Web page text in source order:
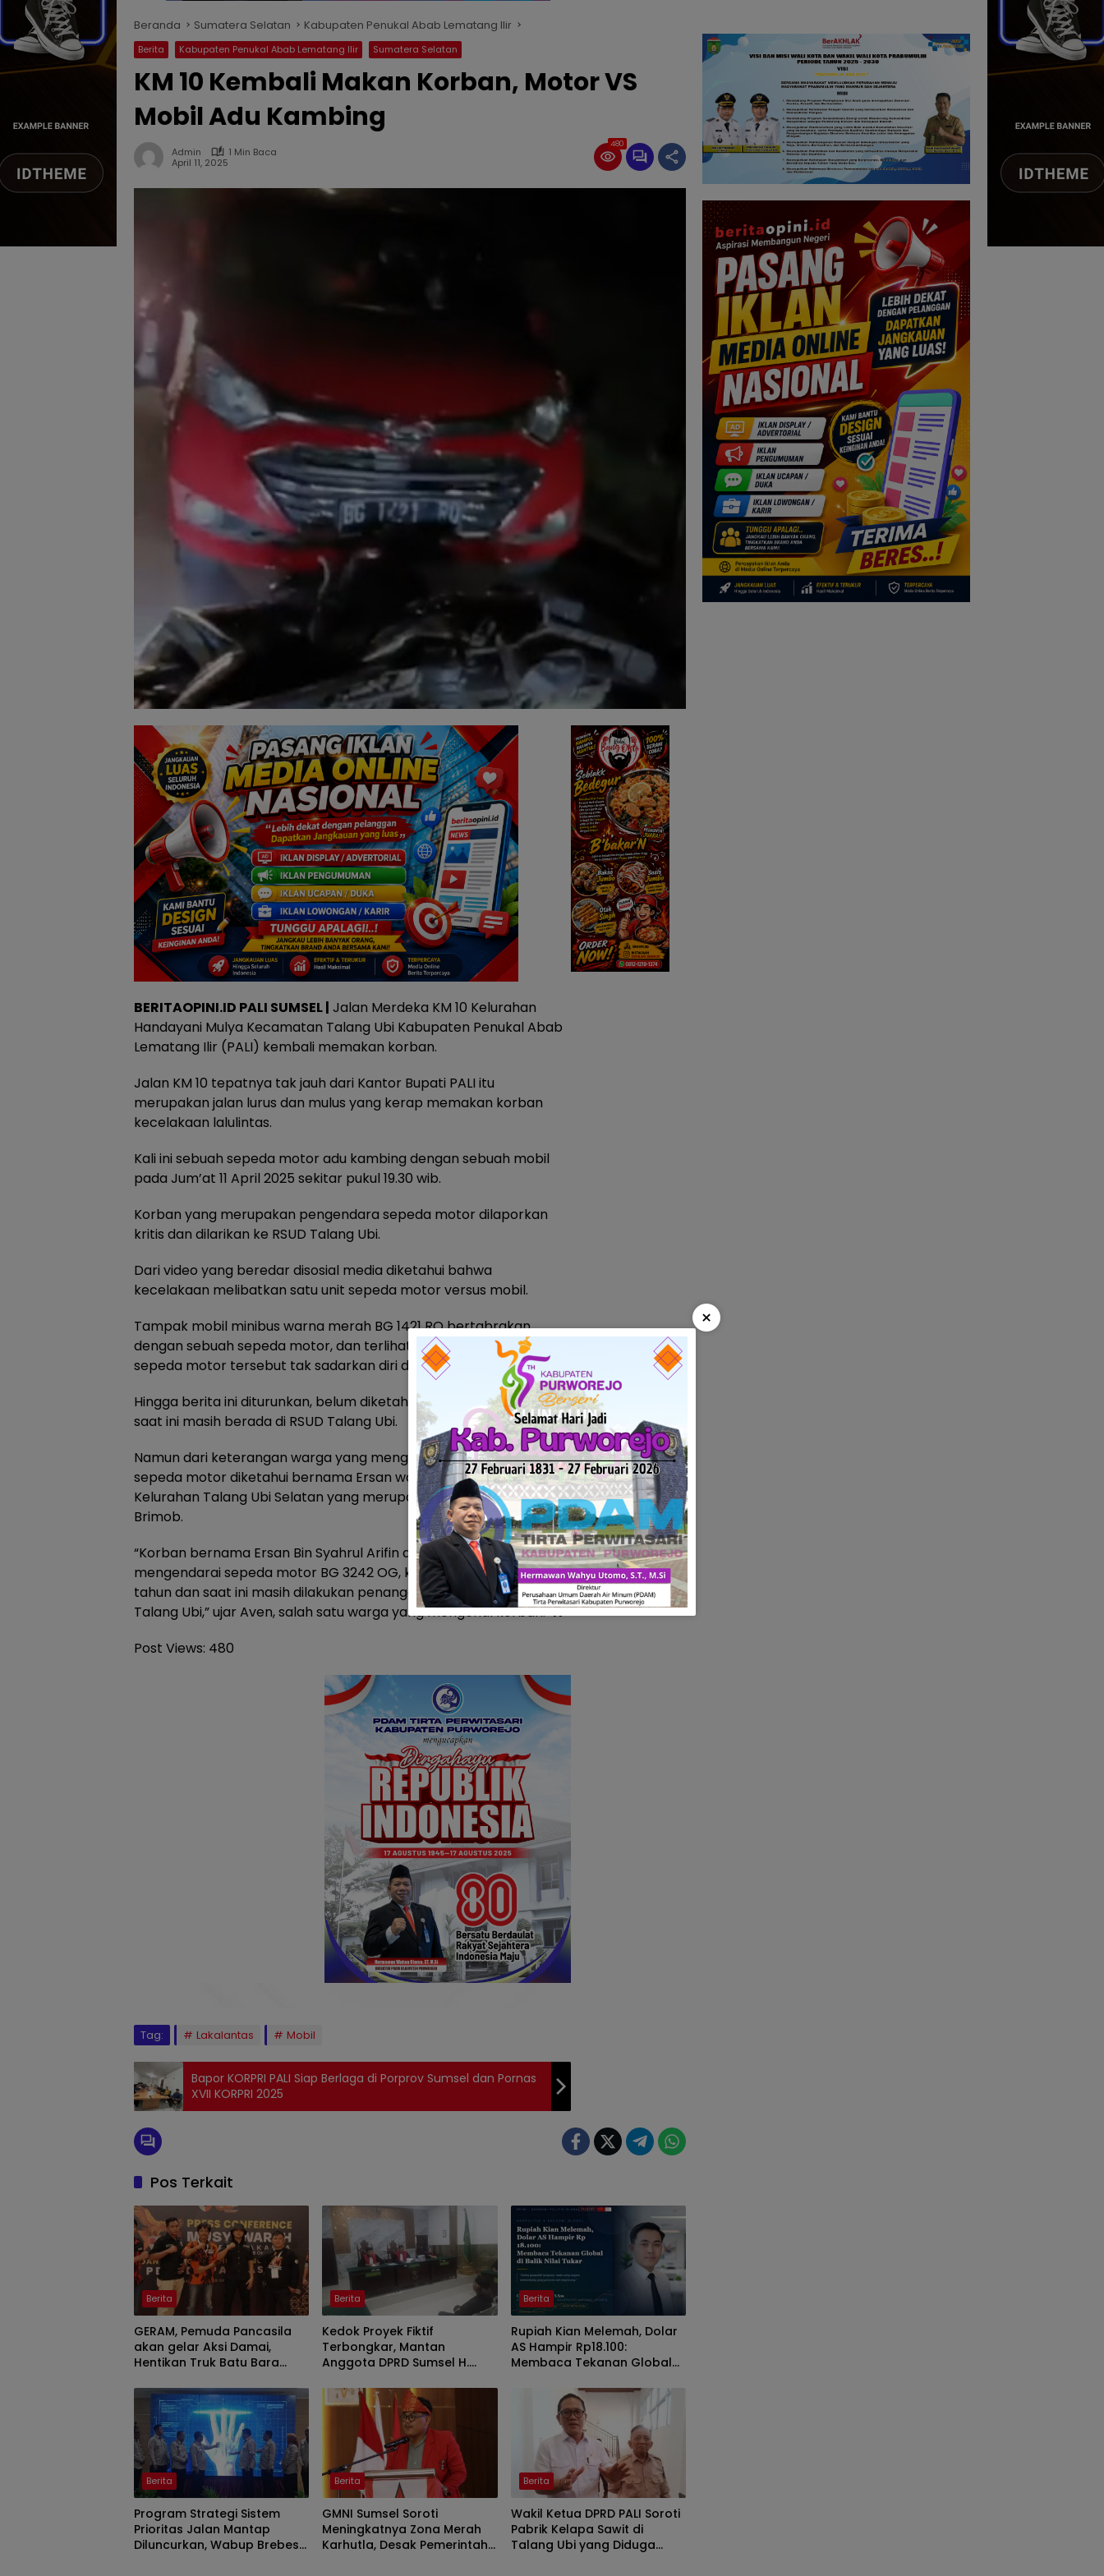
Beranda Sumatera Selatan Kabupaten Penukal Abab Lematang Ilir
Berita Kabupaten Penukal Abab Lematang Ilir Sumatera Selatan
KM 10 Kembali Makan Korban, Motor VS
Mobil Adu Kambing
Admin
1 Min Baca
April 11, 2025
480
BERITAOPINI.ID PALI SUMSEL | Jalan Merdeka KM 10 Kelurahan
Handayani Mulya Kecamatan Talang Ubi Kabupaten Penukal Abab
Lematang Ilir (PALI) kembali memakan korban.
Jalan KM 10 tepatnya tak jauh dari Kantor Bupati PALI itu
merupakan jalan lurus dan mulus yang kerap memakan korban
kecelakaan lalulintas.
Kali ini sebuah sepeda motor adu kambing dengan sebuah mobil
pada Jum’at 11 April 2025 sekitar pukul 19.30 wib.
Korban yang merupakan pengendara sepeda motor dilaporkan
kritis dan dilarikan ke RSUD Talang Ubi.
Dari video yang beredar disosial media diketahui bahwa
kecelakaan melibatkan satu unit sepeda motor versus mobil.
Tampak mobil minibus warna merah BG 1421 RQ bertabrakan
dengan sebuah sepeda motor, dan terlihat korban pengendara
sepeda motor tersebut tak sadarkan diri dengan posisi telungkup.
Hingga berita ini diturunkan, belum diketahui kondisi korban yang
saat ini masih berada di RSUD Talang Ubi.
Namun dari keterangan warga yang mengenal korban pengendara
sepeda motor diketahui bernama Ersan warga Gang Sanip
Kelurahan Talang Ubi Selatan yang merupakan mantan supir
Brimob.
“Korban bernama Ersan Bin Syahrul Arifin alias Calun, korban
mengendarai sepeda motor BG 3242 OG, korban berusia sekitar 36
tahun dan saat ini masih dilakukan penanganan medis di RSUD
Talang Ubi,” ujar Aven, salah satu warga yang mengenal korban.‘rl’
Post Views: 480
Tag: Lakalantas Mobil
Bapor KORPRI PALI Siap Berlaga di Porprov Sumsel dan Pornas
XVII KORPRI 2025
Pos Terkait
Berita
GERAM, Pemuda Pancasila
akan gelar Aksi Damai,
Hentikan Truk Batu Bara
Berita
Kedok Proyek Fiktif
Terbongkar, Mantan
Anggota DPRD Sumsel H.
3 Bulan, Mangkir dari Sel
Nyatakan Banding
Berita
Rupiah Kian Melemah, Dolar
AS Hampir Rp18.100:
Membaca Tekanan Global
Berita
Program Strategi Sistem
Prioritas Jalan Mantap
Diluncurkan, Wabup Brebes
Berita
GMNI Sumsel Soroti
Meningkatnya Zona Merah
Karhutla, Desak Pemerintah
Berita
Wakil Ketua DPRD PALI Soroti
Pabrik Kelapa Sawit di
Talang Ubi yang Diduga
×